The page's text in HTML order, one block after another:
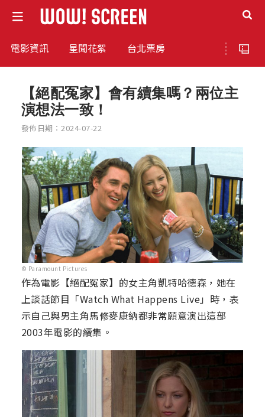
電影資訊 星聞花絮 台北票房
【絕配冤家】會有續集嗎？兩位主
演想法一致！
發佈日期：2024-07-22
© Paramount Pictures
作為電影【絕配冤家】的女主角凱特哈德森，她在
上談話節目「Watch What Happens Live」時，表
示自己與男主角馬修麥康納都非常願意演出這部
2003年電影的續集。